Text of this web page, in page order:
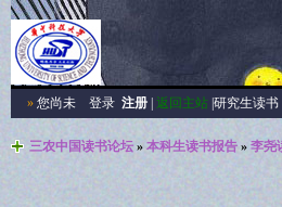
»您尚未 登录 注册| 返回主站| 研究生读书|
三农中国读书论坛» 本科生读书报告» 李尧